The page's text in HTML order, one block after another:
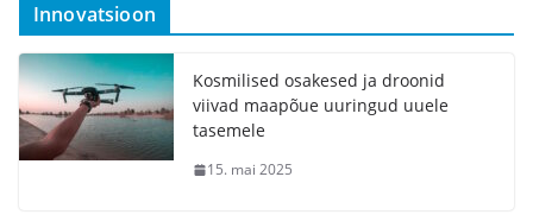
Innovatsioon
Kosmilised osakesed ja droonid
viivad maapõue uuringud uuele
tasemele
15. mai 2025